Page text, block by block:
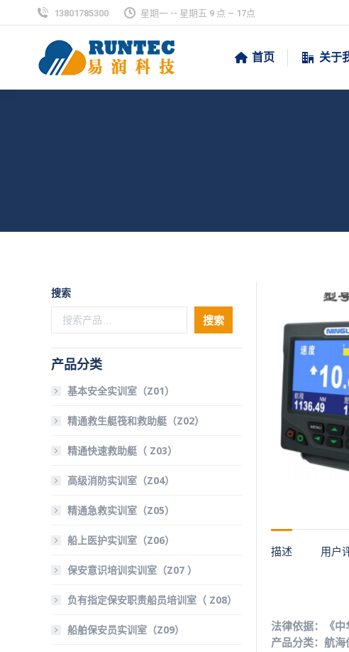
13801785300 星期一 -- 星期五 9 点 – 17点
首页 关于
描述 用户
法律依据：《中
产品分类：航海
搜索
搜索
产品分类
基本安全实训室（Z01）
精通救生艇筏和救助艇（Z02）
精通快速救助艇（ Z03）
高级消防实训室（Z04）
精通急救实训室（Z05）
船上医护实训室（Z06）
保安意识培训实训室（Z07 ）
负有指定保安职责船员培训室（ Z08）
船舶保安员实训室（Z09）